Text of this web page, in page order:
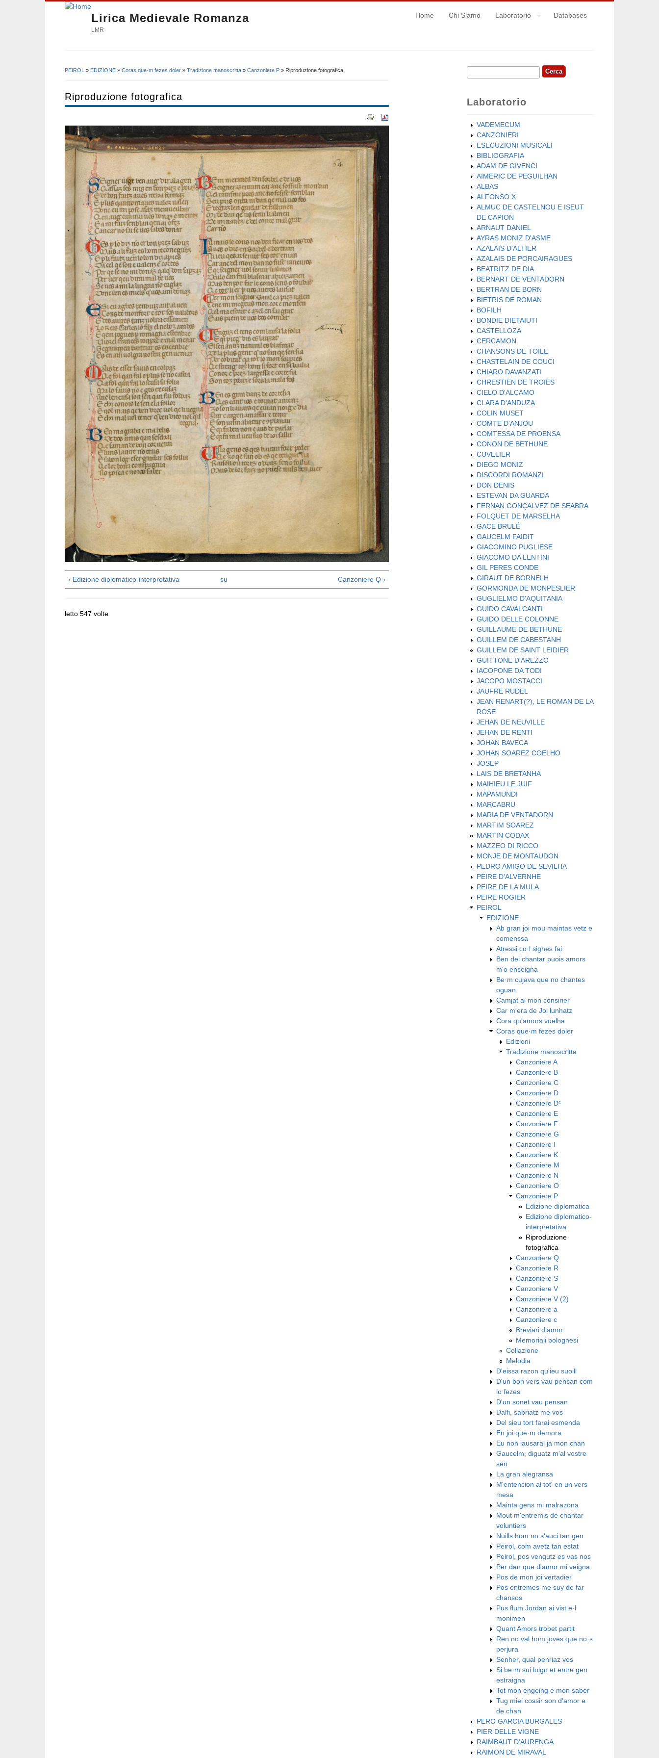
Lirica Medievale Romanza
LMR
Home Chi Siamo Laboratorio Databases
PEIROL » EDIZIONE » Coras que·m fezes doler » Tradizione manoscritta » Canzoniere P » Riproduzione fotografica
Riproduzione fotografica
‹ Edizione diplomatico-interpretativa su Canzoniere Q ›
letto 547 volte
Form di ricerca
Cerca
Laboratorio
VADEMECUM
CANZONIERI
ESECUZIONI MUSICALI
BIBLIOGRAFIA
ADAM DE GIVENCI
AIMERIC DE PEGUILHAN
ALBAS
ALFONSO X
ALMUC DE CASTELNOU E ISEUT
DE CAPION
ARNAUT DANIEL
AYRAS MONIZ D'ASME
AZALAIS D'ALTIER
AZALAIS DE PORCAIRAGUES
BEATRITZ DE DIA
BERNART DE VENTADORN
BERTRAN DE BORN
BIETRIS DE ROMAN
BOFILH
BONDIE DIETAIUTI
CASTELLOZA
CERCAMON
CHANSONS DE TOILE
CHASTELAIN DE COUCI
CHIARO DAVANZATI
CHRESTIEN DE TROIES
CIELO D'ALCAMO
CLARA D'ANDUZA
COLIN MUSET
COMTE D'ANJOU
COMTESSA DE PROENSA
CONON DE BETHUNE
CUVELIER
DIEGO MONIZ
DISCORDI ROMANZI
DON DENIS
ESTEVAN DA GUARDA
FERNAN GONÇALVEZ DE SEABRA
FOLQUET DE MARSELHA
GACE BRULÉ
GAUCELM FAIDIT
GIACOMINO PUGLIESE
GIACOMO DA LENTINI
GIL PERES CONDE
GIRAUT DE BORNELH
GORMONDA DE MONPESLIER
GUGLIELMO D'AQUITANIA
GUIDO CAVALCANTI
GUIDO DELLE COLONNE
GUILLAUME DE BETHUNE
GUILLEM DE CABESTANH
GUILLEM DE SAINT LEIDIER
GUITTONE D'AREZZO
IACOPONE DA TODI
JACOPO MOSTACCI
JAUFRE RUDEL
JEAN RENART(?), LE ROMAN DE LA
ROSE
JEHAN DE NEUVILLE
JEHAN DE RENTI
JOHAN BAVECA
JOHAN SOAREZ COELHO
JOSEP
LAIS DE BRETANHA
MAIHIEU LE JUIF
MAPAMUNDI
MARCABRU
MARIA DE VENTADORN
MARTIM SOAREZ
MARTIN CODAX
MAZZEO DI RICCO
MONJE DE MONTAUDON
PEDRO AMIGO DE SEVILHA
PEIRE D'ALVERNHE
PEIRE DE LA MULA
PEIRE ROGIER
PEIROL
EDIZIONE
Ab gran joi mou maintas vetz e
comenssa
Atressi co·l signes fai
Ben dei chantar puois amors
m'o enseigna
Be·m cujava que no chantes
oguan
Camjat ai mon consirier
Car m'era de Joi lunhatz
Cora qu'amors vuelha
Coras que·m fezes doler
Edizioni
Tradizione manoscritta
Canzoniere A
Canzoniere B
Canzoniere C
Canzoniere D
Canzoniere Dᶜ
Canzoniere E
Canzoniere F
Canzoniere G
Canzoniere I
Canzoniere K
Canzoniere M
Canzoniere N
Canzoniere O
Canzoniere P
Edizione diplomatica
Edizione diplomatico-
interpretativa
Riproduzione
fotografica
Canzoniere Q
Canzoniere R
Canzoniere S
Canzoniere V
Canzoniere V (2)
Canzoniere a
Canzoniere c
Breviari d'amor
Memoriali bolognesi
Collazione
Melodia
D'eissa razon qu'ieu suoill
D'un bon vers vau pensan com
lo fezes
D'un sonet vau pensan
Dalfi, sabriatz me vos
Del sieu tort farai esmenda
En joi que·m demora
Eu non lausarai ja mon chan
Gaucelm, diguatz m'al vostre
sen
La gran alegransa
M'entencion ai tot' en un vers
mesa
Mainta gens mi malrazona
Mout m'entremis de chantar
voluntiers
Nuills hom no s'auci tan gen
Peirol, com avetz tan estat
Peirol, pos vengutz es vas nos
Per dan que d'amor mi veigna
Pos de mon joi vertadier
Pos entremes me suy de far
chansos
Pus flum Jordan ai vist e·l
monimen
Quant Amors trobet partit
Ren no val hom joves que no·s
perjura
Senher, qual penriaz vos
Si be·m sui loign et entre gen
estraigna
​Tot mon engeing e mon saber
​Tug miei cossir son d'amor e
de chan
PERO GARCIA BURGALES
PIER DELLE VIGNE
RAIMBAUT D'AURENGA
RAIMON DE MIRAVAL